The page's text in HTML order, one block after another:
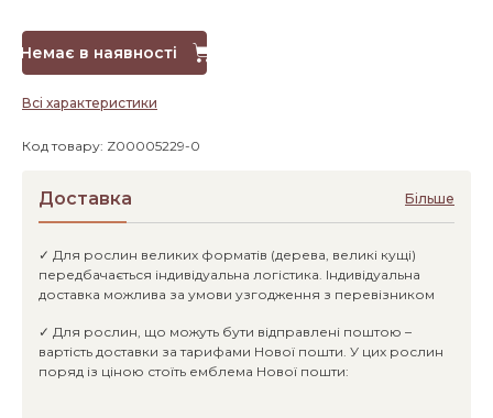
Немає в наявності
Всі характеристики
Код товару: Z00005229-0
Доставка Більше
✓ Для рослин великих форматів (дерева, великі кущі)
передбачається індивідуальна логістика. Індивідуальна
доставка можлива за умови узгодження з перевізником
✓ Для рослин, що можуть бути відправлені поштою –
вартість доставки за тарифами Нової пошти. У цих рослин
поряд із ціною стоїть емблема Нової пошти: